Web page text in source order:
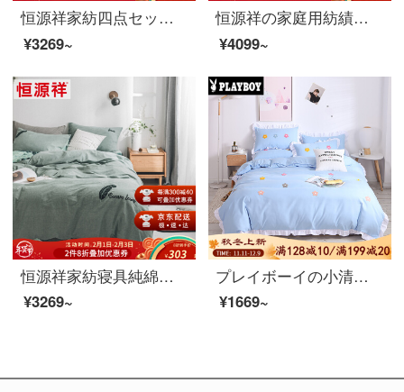
恒源祥家紡四点セット純綿水洗い綿刺繍四点セット1.5 m/1.8 mダブルシーツ布団セット雨林緑(新)1.5 mベッド/布団セット200*230 cm
¥3269~
恒源祥の家庭用紡績ベッドの上に純綿の綿の綿の刺繍の寝具シーツが1.5/1.8メートルのダブルベッドセットの熱帯風情（青）1.8メートルのベッド/布団セットの220*240 cm
¥4099~
恒源祥家紡寝具純綿水洗い綿刺繍四点セット綿1.5 m/1.8 mダブルベッドシーツ布団セット雨林-緑1.5 mベッド/布団カバー200*230 cm
¥3269~
プレイボーイの小清新な肌のつやつやした4点セットの非全綿韓国版の王女風少女の心の可愛い漫画ピンクのベッド用品のはらはらして上品な花-全青1.5 mのシーツの4点セット
¥1669~